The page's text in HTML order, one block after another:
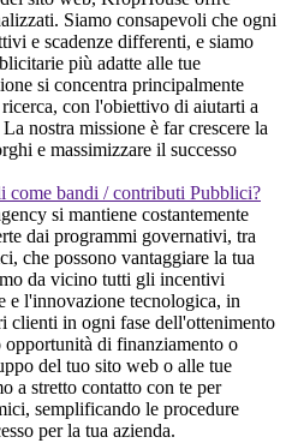
Siamo consapevoli che ogni
e scadenze differenti, e siamo
più adatte alle tue
si concentra principalmente
con l'obiettivo di aiutarti a
nostra missione è far crescere la
e massimizzare il successo
come bandi / contributi Pubblici?
si mantiene costantemente
dai programmi governativi, tra
che possono vantaggiare la tua
da vicino tutti gli incentivi
e l'innovazione tecnologica, in
clienti in ogni fase dell'ottenimento
di finanziamento o
del tuo sito web o alle tue
a stretto contatto con te per
semplificando le procedure
per la tua azienda.